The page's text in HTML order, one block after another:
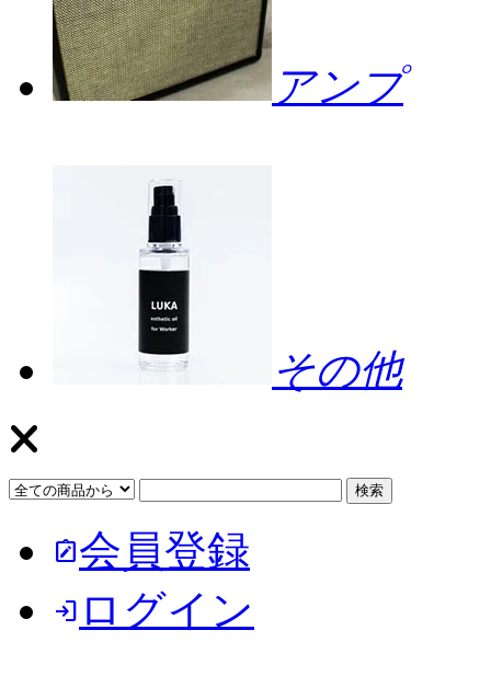
アンプ
その他
note_alt会員登録
login ログイン